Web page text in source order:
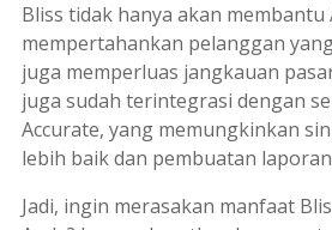
Bliss tidak hanya akan membantu
mempertahankan pelanggan
juga memperluas jangkauan
juga sudah terintegrasi dengan
Accurate, yang memungkinkan
lebih baik dan pembuatan
Jadi, ingin merasakan manfaat